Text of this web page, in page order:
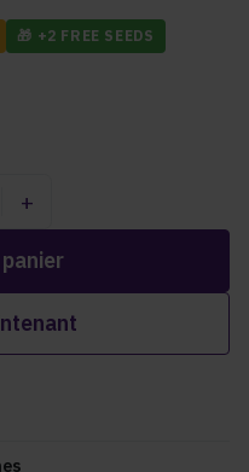
🎁 +2 FREE SEEDS
+